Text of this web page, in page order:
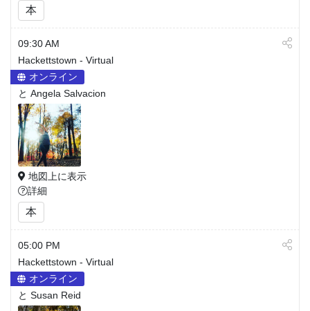
本
09:30 AM
Hackettstown - Virtual
オンライン
と Angela Salvacion
地図上に表示
詳細
本
05:00 PM
Hackettstown - Virtual
オンライン
と Susan Reid